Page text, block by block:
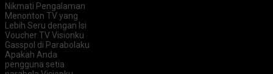
Nikmati Pengalaman
Menonton TV yang
Lebih Seru dengan Isi
Voucher TV Visionku
Gasspol di Parabolaku
Apakah Anda
pengguna setia